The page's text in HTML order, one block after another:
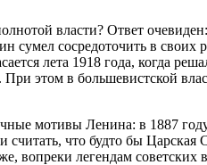
власти? Ответ
сумел сосредоточить в
лета 1918 года, когда
этом в большевистской
мотивы Ленина: в 1887
что будто бы
вопреки легендам